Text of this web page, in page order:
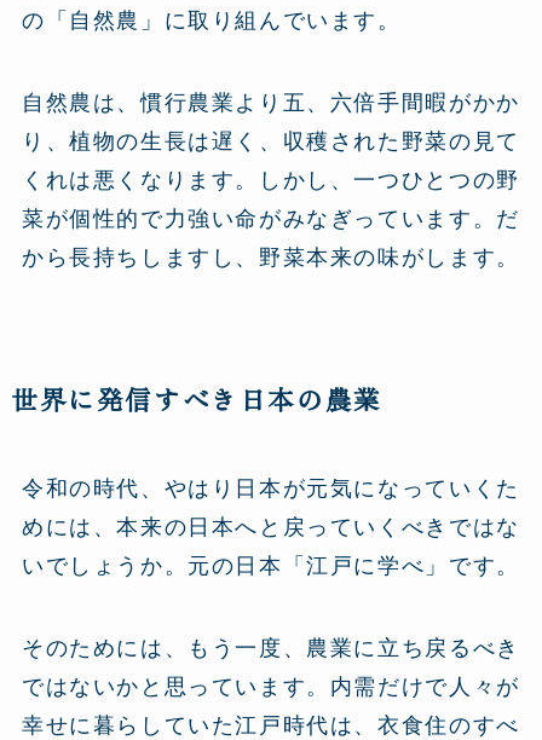
の「自然農」に取り組んでいます。
自然農は、慣行農業より五、六倍手間暇がかか
り、植物の生長は遅く、収穫された野菜の見て
くれは悪くなります。しかし、一つひとつの野
菜が個性的で力強い命がみなぎっています。だ
から長持ちしますし、野菜本来の味がします。
世界に発信すべき日本の農業
令和の時代、やはり日本が元気になっていくた
めには、本来の日本へと戻っていくべきではな
いでしょうか。元の日本「江戸に学べ」です。
そのためには、もう一度、農業に立ち戻るべき
ではないかと思っています。内需だけで人々が
幸せに暮らしていた江戸時代は、衣食住のすべ